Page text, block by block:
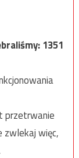
1351
przetrwanie
zwlekaj więc,